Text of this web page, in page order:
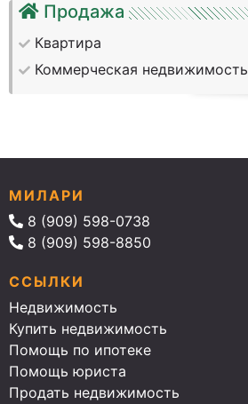
Продажа
Квартира
Коммерческая недвижимость
МИЛАРИ
8 (909) 598-0738
8 (909) 598-8850
ССЫЛКИ
Недвижимость
Купить недвижимость
Помощь по ипотеке
Помощь юриста
Продать недвижимость